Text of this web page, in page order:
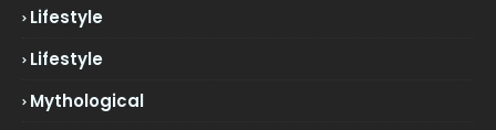
Lifestyle
Lifestyle
Mythological